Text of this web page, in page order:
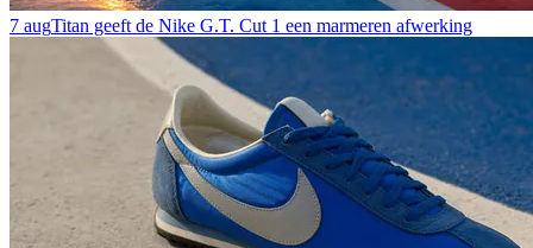
7 augTitan geeft de Nike G.T. Cut 1 een marmeren afwerking